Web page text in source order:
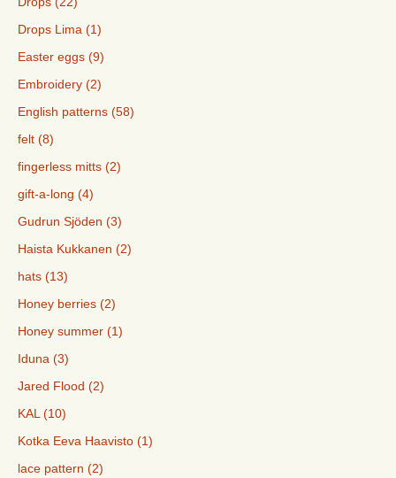
Drops Lima (1)
Easter eggs (9)
Embroidery (2)
English patterns (58)
felt (8)
fingerless mitts (2)
gift-a-long (4)
Gudrun Sjöden (3)
Haista Kukkanen (2)
hats (13)
Honey berries (2)
Honey summer (1)
Iduna (3)
Jared Flood (2)
KAL (10)
Kotka Eeva Haavisto (1)
lace pattern (2)